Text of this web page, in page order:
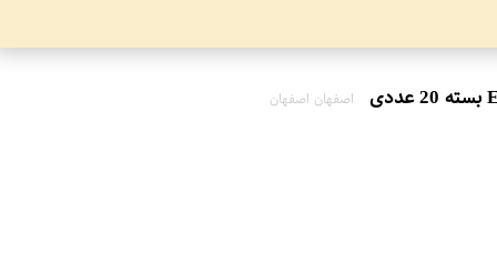
اصفهان اصفهان